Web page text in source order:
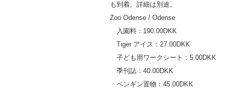
も到着。詳細は別途。
Zoo Odense / Odense
入園料：190.00DKK
Tiger アイス：27.00DKK
子ども用ワークシート：5.00DKK
季刊誌：40.00DKK
ペンギン置物：45.00DKK